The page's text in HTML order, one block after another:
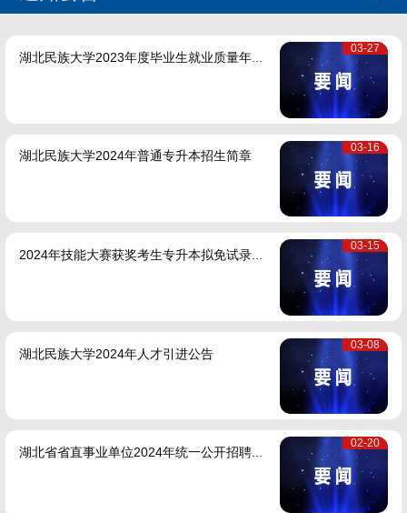
湖北民族大学2023年度毕业生就业质量年...
03-27
湖北民族大学2024年普通专升本招生简章
03-16
2024年技能大赛获奖考生专升本拟免试录...
03-15
湖北民族大学2024年人才引进公告
03-08
湖北省省直事业单位2024年统一公开招聘...
02-20